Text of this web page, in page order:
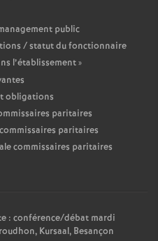
public
/ statut du fonctionnaire
l’établissement»
obligations
paritaires
paritaires
commissaires paritaires
: conférence/débat mardi
Kursaal, Besançon